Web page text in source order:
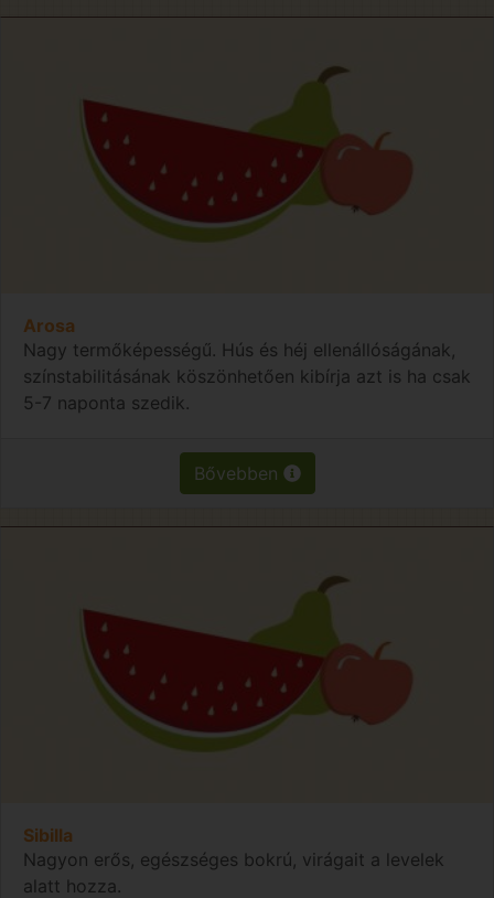
Arosa
Nagy termőképességű. Hús és héj ellenállóságának,
színstabilitásának köszönhetően kibírja azt is ha csak
5-7 naponta szedik.
Bővebben
Sibilla
Nagyon erős, egészséges bokrú, virágait a levelek
alatt hozza.